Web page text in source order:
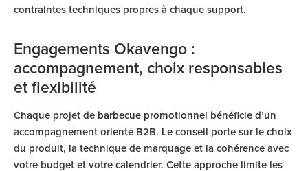
contraintes techniques propres à chaque support.
Engagements Okavengo :
accompagnement, choix responsables
et flexibilité
Chaque projet de barbecue promotionnel
bénéficie d’un
accompagnement orienté B2B. Le conseil porte sur le choix
du produit, la technique de marquage et la cohérence avec
votre budget et votre calendrier. Cette approche limite les